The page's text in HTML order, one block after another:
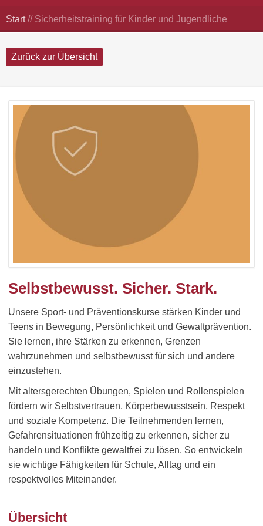
Start// Sicherheitstraining für Kinder und Jugendliche
Zurück zur Übersicht
Selbstbewusst. Sicher. Stark.
Unsere Sport- und Präventionskurse stärken Kinder und
Teens in Bewegung, Persönlichkeit und Gewaltprävention.
Sie lernen, ihre Stärken zu erkennen, Grenzen
wahrzunehmen und selbstbewusst für sich und andere
einzustehen.
Mit altersgerechten Übungen, Spielen und Rollenspielen
fördern wir Selbstvertrauen, Körperbewusstsein, Respekt
und soziale Kompetenz. Die Teilnehmenden lernen,
Gefahrensituationen frühzeitig zu erkennen, sicher zu
handeln und Konflikte gewaltfrei zu lösen. So entwickeln
sie wichtige Fähigkeiten für Schule, Alltag und ein
respektvolles Miteinander.
Übersicht